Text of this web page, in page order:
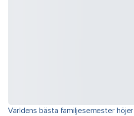
Världens bästa familjesemester